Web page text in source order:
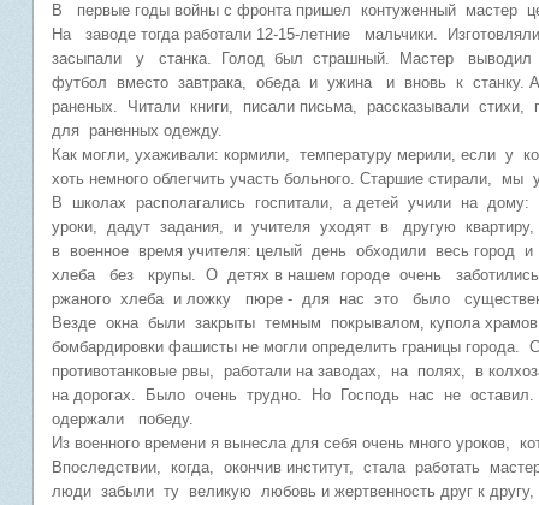
В первые годы войны с фронта пришел контуженный
На заводе тогда работали 12-15-летние мальчики.
засыпали у станка. Голод был страшный. Мастер
футбол вместо завтрака, обеда и ужина и вновь к станку.
раненых. Читали книги, писали письма, рассказывали
для раненных одежду.
Как могли, ухаживали: кормили, температуру мерили, если у
хоть немного облегчить участь больного. Старшие стирали,
В школах располагались госпитали, а детей учили на
уроки, дадут задания, и учителя уходят в другую
в военное время учителя: целый день обходили весь
хлеба без крупы. О детях в нашем городе очень
ржаного хлеба и ложку пюре - для нас это было
Везде окна были закрыты темным покрывалом, купола
бомбардировки фашисты не могли определить границы
противотанковые рвы, работали на заводах, на полях, в
на дорогах. Было очень трудно. Но Господь нас не
одержали победу.
Из военного времени я вынесла для себя очень много уроков,
Впоследствии, когда, окончив институт, стала работать
люди забыли ту великую любовь и жертвенность друг к